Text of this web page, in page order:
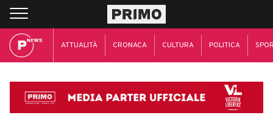
ATTUALITÀ CRONACA CULTURA POLITICA